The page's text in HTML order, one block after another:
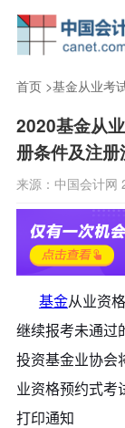
首页>基金从业考
2020基金从
册条件及注册
来源：中国会计网
基金从业资
继续报考未通过
投资基金业协会
业资格预约式考
打印通知